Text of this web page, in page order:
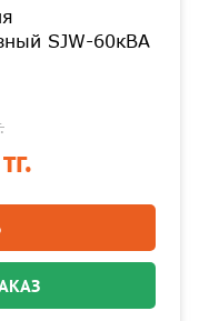
SJW-60кВА